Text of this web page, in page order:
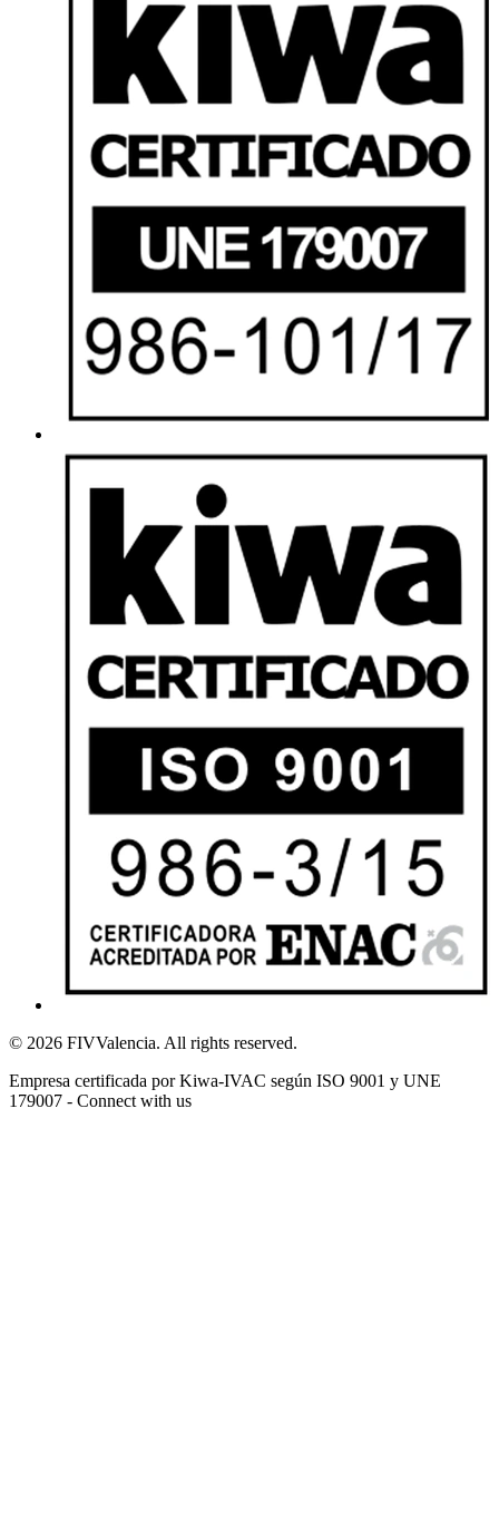
© 2026 FIVValencia. All rights reserved.
Empresa certificada por Kiwa-IVAC según ISO 9001 y UNE
179007 - Connect with us